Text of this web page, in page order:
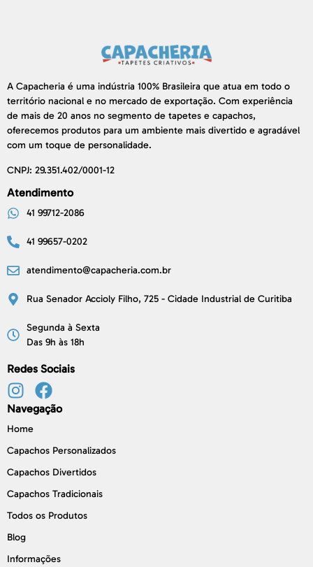
A Capacheria é uma indústria 100% Brasileira que atua em todo o
território nacional e no mercado de exportação. Com experiência
de mais de 20 anos no segmento de tapetes e capachos,
oferecemos produtos para um ambiente mais divertido e agradável
com um toque de personalidade.
CNPJ: 29.351.402/0001-12
Atendimento
41 99712-2086
41 99657-0202
atendimento@capacheria.com.br
Rua Senador Accioly Filho, 725 - Cidade Industrial de Curitiba
Segunda à Sexta
Das 9h às 18h
Redes Sociais
Navegação
Home
Capachos Personalizados
Capachos Divertidos
Capachos Tradicionais
Todos os Produtos
Blog
Informações